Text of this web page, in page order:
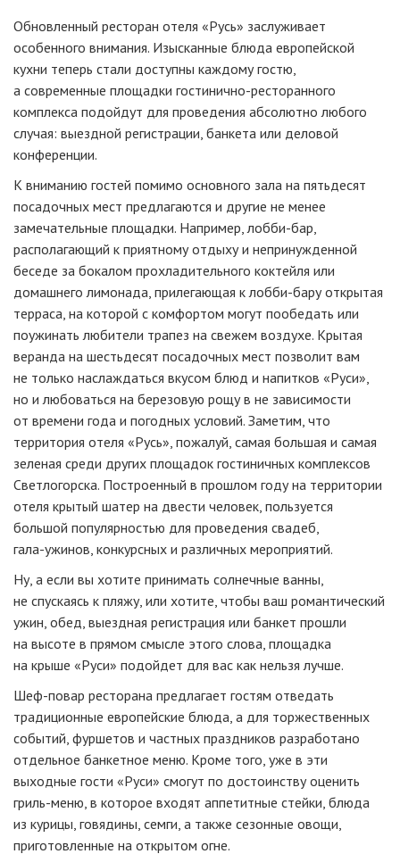
Обновленный ресторан отеля «Русь» заслуживает
особенного внимания. Изысканные блюда европейской
кухни теперь стали доступны каждому гостю,
а современные площадки гостинично-ресторанного
комплекса подойдут для проведения абсолютно любого
случая: выездной регистрации, банкета или деловой
конференции.
К вниманию гостей помимо основного зала на пятьдесят
посадочных мест предлагаются и другие не менее
замечательные площадки. Например,лобби-бар,
располагающий к приятному отдыху и непринужденной
беседе за бокалом прохладительного коктейля или
домашнего лимонада, прилегающая клобби-баруоткрытая
терраса, на которой с комфортом могут пообедать или
поужинать любители трапез на свежем воздухе. Крытая
веранда на шестьдесят посадочных мест позволит вам
не только наслаждаться вкусом блюд и напитков «Руси»,
но и любоваться на березовую рощу в не зависимости
от времени года и погодных условий. Заметим, что
территория отеля «Русь», пожалуй, самая большая и самая
зеленая среди других площадок гостиничных комплексов
Светлогорска. Построенный в прошлом году на территории
отеля крытый шатер на двести человек, пользуется
большой популярностью для проведения свадеб,
гала-ужинов, конкурсных и различных мероприятий.
Ну, а если вы хотите принимать солнечные ванны,
не спускаясь к пляжу, или хотите, чтобы ваш романтический
ужин, обед, выездная регистрация или банкет прошли
на высоте в прямом смысле этого слова, площадка
на крыше «Руси» подойдет для вас как нельзя лучше.
Шеф-повар ресторана предлагает гостям отведать
традиционные европейские блюда, а для торжественных
событий, фуршетов и частных праздников разработано
отдельное банкетное меню. Кроме того, уже в эти
выходные гости «Руси» смогут по достоинству оценить
гриль-меню, в которое входят аппетитные стейки, блюда
из курицы, говядины, семги, а также сезонные овощи,
приготовленные на открытом огне.